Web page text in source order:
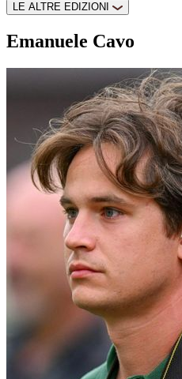
LE ALTRE EDIZIONI
Emanuele Cavo